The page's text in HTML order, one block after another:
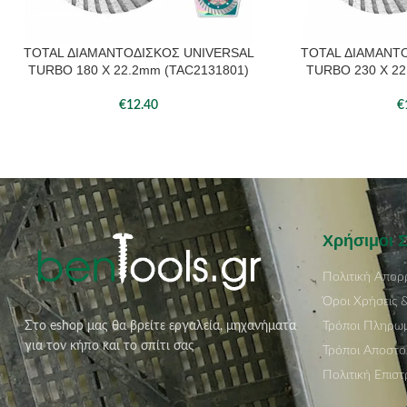
ΠΡΟΣΘΉΚΗ ΣΤΟ ΚΑΛΆΘΙ
TOTAL ΔΙΑΜΑΝΤΟΔΙΣΚΟΣ UNIVERSAL
TURBO 180 Χ 22.2mm (TAC2131801)
€12.40
ΠΡΟΣΘΉΚΗ ΣΤΟ
TOTAL
TURBO 230 Χ
€
Στο eshop μας θα βρείτε εργαλεία, μηχανήματα
για τον κήπο και το σπίτι σας
Χρήσιμοι
Πολιτική
Όροι Χρήσεις
Τρόποι
Τρόποι
Πολιτική